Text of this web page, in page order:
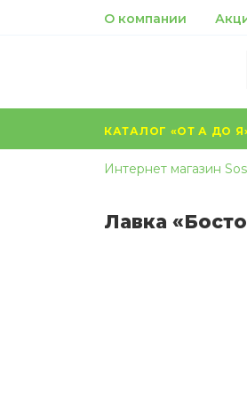
О компании
КАТАЛОГ «ОТ А ДО
...
Интернет магазин
Лавка